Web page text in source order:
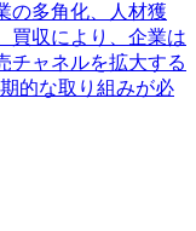
の多角化、人材獲
買収により、企業は
チャネルを拡大する
的な取り組みが必